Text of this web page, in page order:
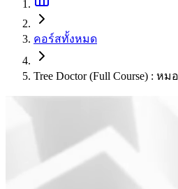
คอร์สทั้งหมด
Tree Doctor (Full Course) : ห